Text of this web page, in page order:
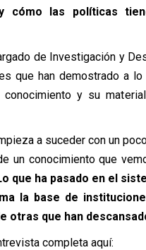
cómo las políticas
de Investigación y
que han demostrado a
conocimiento y su
a suceder con un
un conocimiento que
que ha pasado en el
la base de
otras que han
completa aquí: